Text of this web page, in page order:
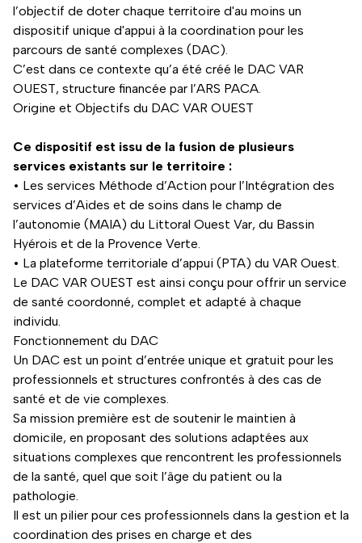
l’objectif de doter chaque territoire d'au moins un
dispositif unique d'appui à la coordination pour les
parcours de santé complexes (DAC).
C’est dans ce contexte qu’a été créé le DAC VAR
OUEST, structure financée par l’ARS PACA.
Origine et Objectifs du DAC VAR OUEST
Ce dispositif est issu de la fusion de plusieurs
services existants sur le territoire :
• Les services Méthode d’Action pour l’Intégration des
services d’Aides et de soins dans le champ de
l’autonomie (MAIA) du Littoral Ouest Var, du Bassin
Hyérois et de la Provence Verte.
• La plateforme territoriale d’appui (PTA) du VAR Ouest.
Le DAC VAR OUEST est ainsi conçu pour offrir un service
de santé coordonné, complet et adapté à chaque
individu.
Fonctionnement du DAC
Un DAC est un point d’entrée unique et gratuit pour les
professionnels et structures confrontés à des cas de
santé et de vie complexes.
Sa mission première est de soutenir le maintien à
domicile, en proposant des solutions adaptées aux
situations complexes que rencontrent les professionnels
de la santé, quel que soit l’âge du patient ou la
pathologie.
Il est un pilier pour ces professionnels dans la gestion et la
coordination des prises en charge et des